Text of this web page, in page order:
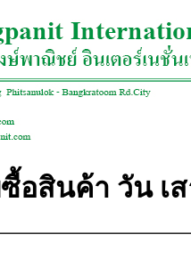
อสินค้า วัน เ